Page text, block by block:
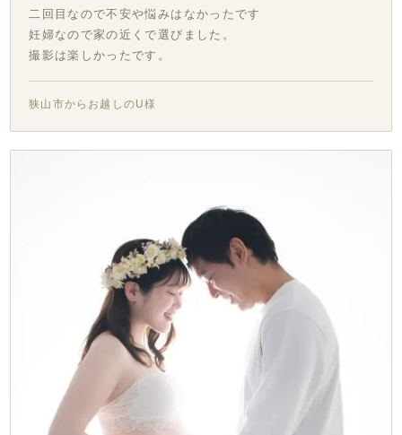
二回目なので不安や悩みはなかったです
妊婦なので家の近くで選びました。
撮影は楽しかったです。
狭山市からお越しのU様